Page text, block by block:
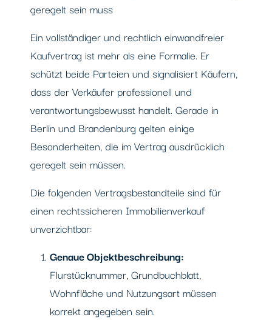
geregelt sein muss
Ein vollständiger und rechtlich einwandfreier
Kaufvertrag ist mehr als eine Formalie. Er
schützt beide Parteien und signalisiert Käufern,
dass der Verkäufer professionell und
verantwortungsbewusst handelt. Gerade in
Berlin und Brandenburg gelten einige
Besonderheiten, die im Vertrag ausdrücklich
geregelt sein müssen.
Die folgenden Vertragsbestandteile sind für
einen rechtssicheren Immobilienverkauf
unverzichtbar:
Genaue Objektbeschreibung:
Flurstücknummer, Grundbuchblatt,
Wohnfläche und Nutzungsart müssen
korrekt angegeben sein.